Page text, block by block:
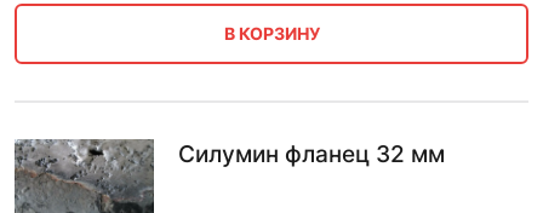
В КОРЗИНУ
Силумин фланец 32 мм